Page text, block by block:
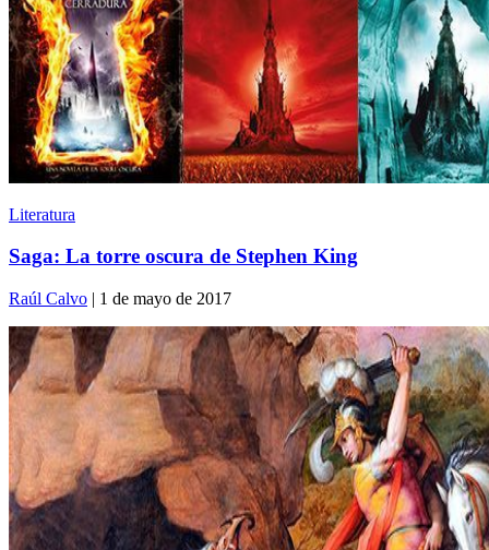
Literatura
Saga: La torre oscura de Stephen King
Raúl Calvo | 1 de mayo de 2017